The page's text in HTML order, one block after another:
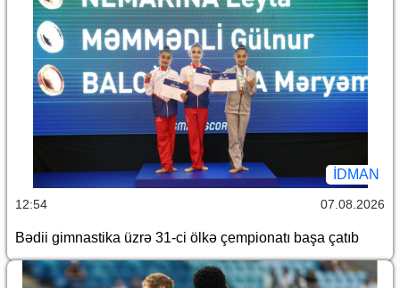
İDMAN
12:54 07.08.2026
Bədii gimnastika üzrə 31-ci ölkə çempionatı başa çatıb